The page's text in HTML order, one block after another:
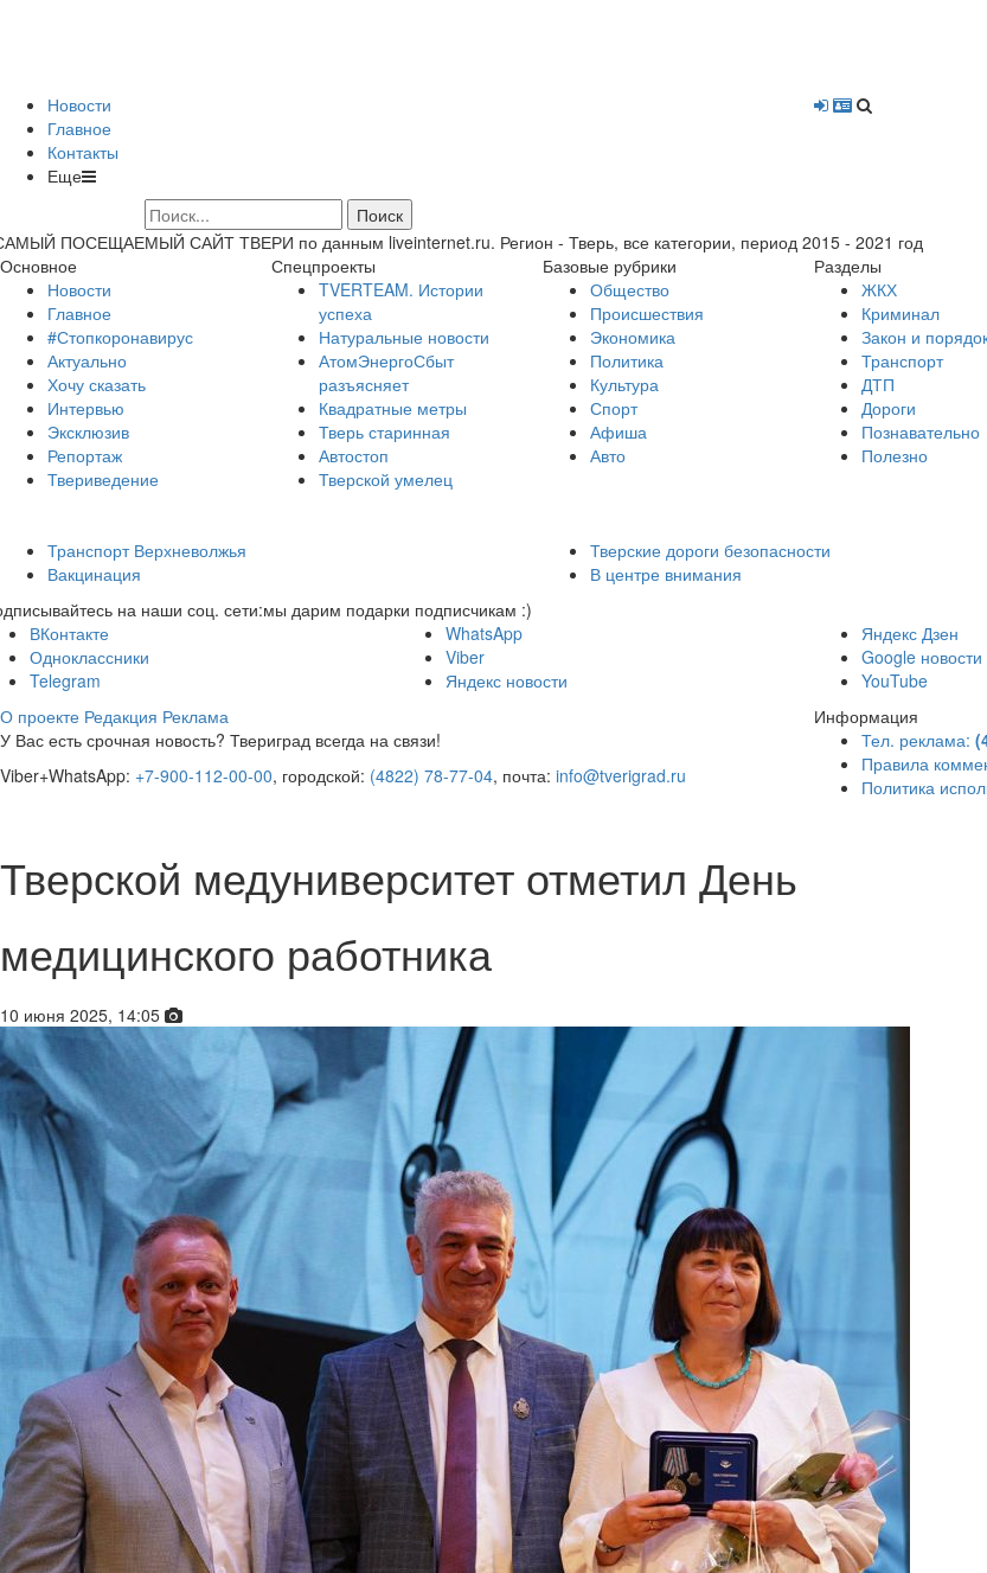
Новости
Главное
Контакты
Еще
ПОСЕЩАЕМЫЙ САЙТ ТВЕРИ по данным liveinternet.ru. Регион - Тверь, все категории, период 2015 - 2021 год
Основное
Новости
Главное
#Стопкоронавирус
Актуально
Хочу сказать
Интервью
Эксклюзив
Репортаж
Твериведение
Спецпроекты
TVERTEAM. Истории
успеха
Натуральные новости
АтомЭнергоСбыт
разъясняет
Квадратные метры
Тверь старинная
Автостоп
Тверской умелец
Базовые рубрики
Общество
Происшествия
Экономика
Политика
Культура
Спорт
Афиша
Авто
Разделы
ЖКХ
Криминал
Закон и
Транспорт
ДТП
Дороги
Познавательно
Полезно
Транспорт Верхневолжья
Вакцинация
Тверские дороги безопасности
В центре внимания
на наши соц. сети:мы дарим подарки подписчикам :)
ВКонтакте
Одноклассники
Telegram
WhatsApp
Viber
Яндекс новости
Яндекс Дзен
Google новости
YouTube
О проекте Редакция Реклама
У Вас есть срочная новость? Твериград всегда на связи!
Viber+WhatsApp: +7-900-112-00-00, городской: (4822) 78-77-04, почта: info@tverigrad.ru
Информация
Тел. реклама:
Правила
Политика
Тверской медуниверситет отметил День
медицинского работника
10 июня 2025, 14:05